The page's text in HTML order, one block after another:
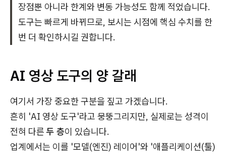
장점뿐 아니라 한계와 변동 가능성도 함께 적었습니다.
도구는 빠르게 바뀌므로, 보시는 시점에 핵심 수치를 한
번 더 확인하시길 권합니다.
AI 영상 도구의 양 갈래
여기서 가장 중요한 구분을 짚고 가겠습니다.
흔히 'AI 영상 도구'라고 뭉뚱그리지만, 실제로는 성격이
전혀 다른두 층이 있습니다.
업계에서는 이를 '모델(엔진) 레이어'와 '애플리케이션(툴)